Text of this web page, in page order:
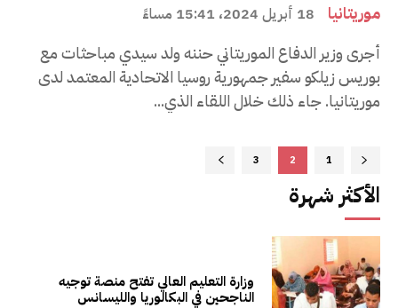
موريتانيا 18 أبريل 2024، 15:41 مساءً
أجرى وزير الدفاع الموريتاني حننه ولد سيدي مباحثات مع
بوريس زيلكو سفير جمهورية روسيا الاتحادية المعتمد لدى
موريتانيا. جاء ذلك خلال اللقاء الذي...
1
2
3
الأكثر شهرة
وزارة التعليم العالي تفتح منصة توجيه
الناجحين في البكالوريا والليسانس